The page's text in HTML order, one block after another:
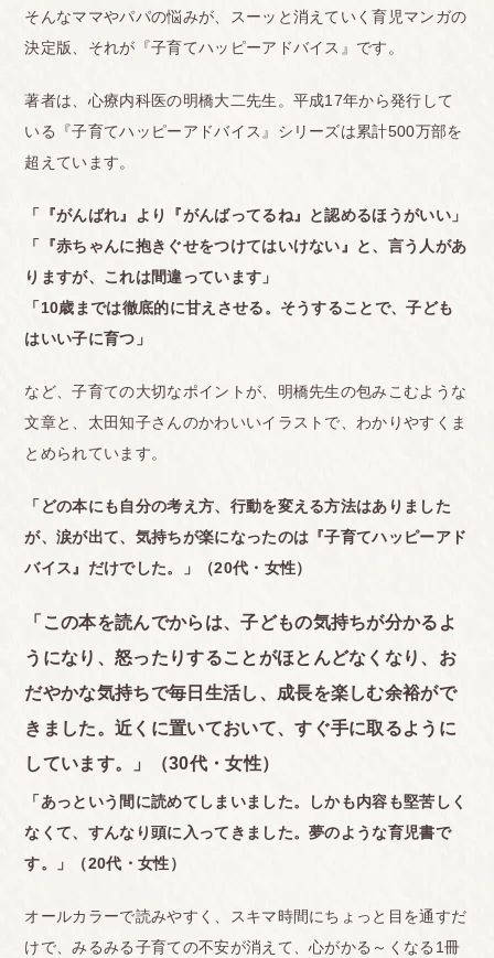
そんなママやパパの悩みが、スーッと消えていく育児マンガの
決定版、それが『子育てハッピーアドバイス』です。
著者は、心療内科医の明橋大二先生。平成17年から発行して
いる『子育てハッピーアドバイス』シリーズは累計500万部を
超えています。
「『がんばれ』より『がんばってるね』と認めるほうがいい」
「『赤ちゃんに抱きぐせをつけてはいけない』と、言う人があ
りますが、これは間違っています」
「10歳までは徹底的に甘えさせる。そうすることで、子ども
はいい子に育つ」
など、子育ての大切なポイントが、明橋先生の包みこむような
文章と、太田知子さんのかわいいイラストで、わかりやすくま
とめられています。
「どの本にも自分の考え方、行動を変える方法はありました
が、涙が出て、気持ちが楽になったのは『子育てハッピーアド
バイス』だけでした。」（20代・女性）
「この本を読んでからは、子どもの気持ちが分かるよ
うになり、怒ったりすることがほとんどなくなり、お
だやかな気持ちで毎日生活し、成長を楽しむ余裕がで
きました。近くに置いておいて、すぐ手に取るように
しています。」（30代・女性）
「あっという間に読めてしまいました。しかも内容も堅苦しく
なくて、すんなり頭に入ってきました。夢のような育児書で
す。」（20代・女性）
オールカラーで読みやすく、スキマ時間にちょっと目を通すだ
けで、みるみる子育ての不安が消えて、心がかる～くなる1冊